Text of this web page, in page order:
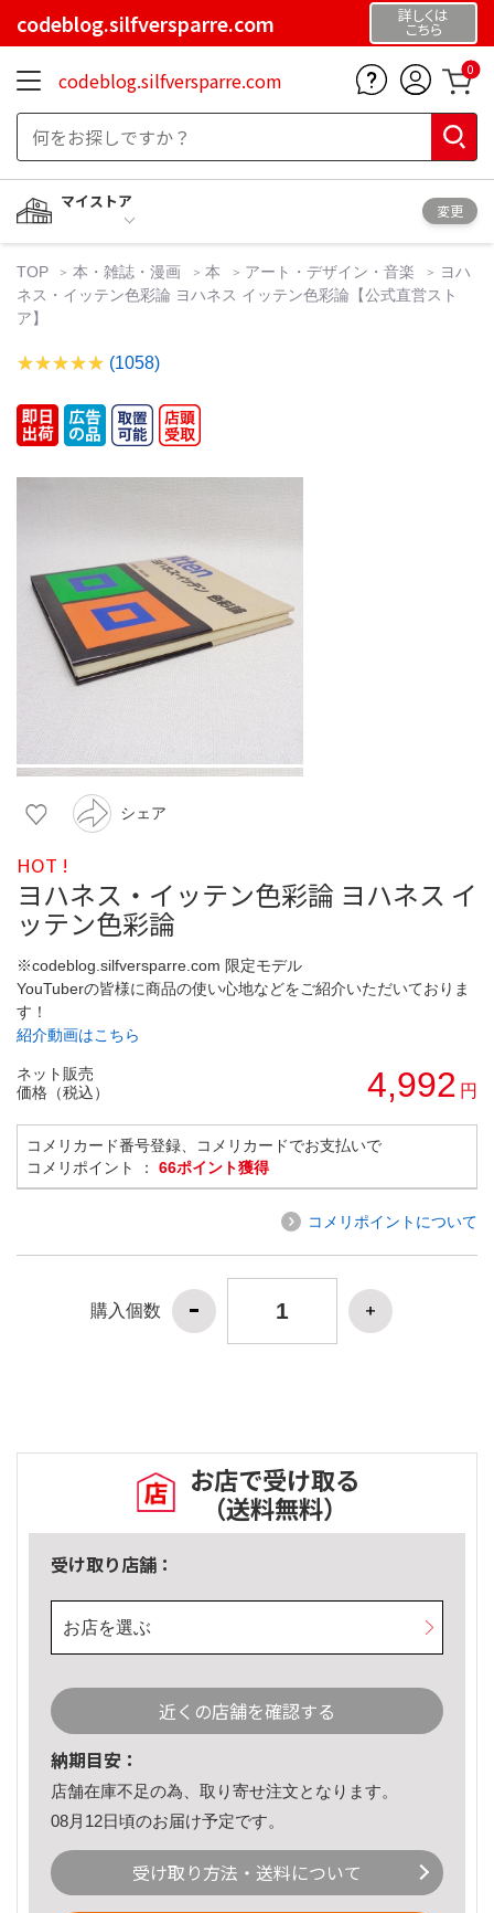
codeblog.silfversparre.com 詳しくは
こちら
codeblog.silfversparre.com 0
マイストア
変更
TOP 本・雑誌・漫画 本 アート・デザイン・音楽
ヨハ
ネス・イッテン色彩論 ヨハネス イッテン色彩論【公式直営スト
ア】
(1058)
シェア
HOT !
ヨハネス・イッテン色彩論 ヨハネス イ
ッテン色彩論
※codeblog.silfversparre.com 限定モデル
YouTuberの皆様に商品の使い心地などをご紹介いただいておりま
す！
紹介動画はこちら
ネット販売
価格（税込）
4,992 円
コメリカード番号登録、コメリカードでお支払いで
コメリポイント ： 66ポイント獲得
コメリポイントについて
購入個数
お店で受け取る
（送料無料）
受け取り店舗：
お店を選ぶ
近くの店舗を確認する
納期目安：
店舗在庫不足の為、取り寄せ注文となります。
08月12日頃のお届け予定です。
受け取り方法・送料について